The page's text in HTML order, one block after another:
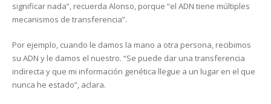
significar nada”, recuerda Alonso, porque “el ADN tiene múltiples
mecanismos de transferencia”.
Por ejemplo, cuando le damos la mano a otra persona, recibimos
su ADN y le damos el nuestro. “Se puede dar una transferencia
indirecta y que mi información genética llegue a un lugar en el que
nunca he estado”, aclara.